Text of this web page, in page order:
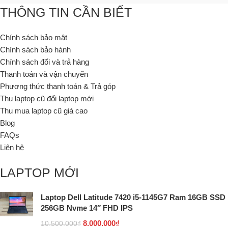
THÔNG TIN CẦN BIẾT
Chính sách bảo mật
Chính sách bảo hành
Chính sách đổi và trả hàng
Thanh toán và vận chuyển
Phương thức thanh toán & Trả góp
Thu laptop cũ đổi laptop mới
Thu mua laptop cũ giá cao
Blog
FAQs
Liên hệ
LAPTOP MỚI
Laptop Dell Latitude 7420 i5-1145G7 Ram 16GB SSD
256GB Nvme 14″ FHD IPS
10.500.000₫ 8.000.000₫